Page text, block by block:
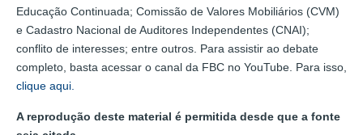
Educação Continuada; Comissão de Valores Mobiliários (CVM)
e Cadastro Nacional de Auditores Independentes (CNAI);
conflito de interesses; entre outros. Para assistir ao debate
completo, basta acessar o canal da FBC no YouTube. Para isso,
clique aqui.
A reprodução deste material é permitida desde que a fonte